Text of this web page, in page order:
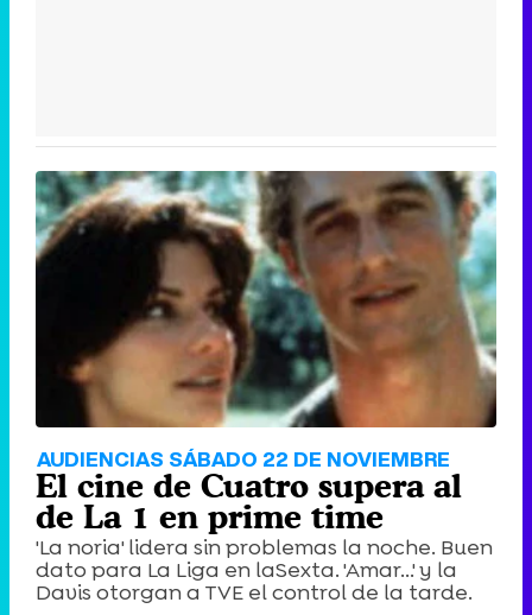
AUDIENCIAS SÁBADO 22 DE NOVIEMBRE
El cine de Cuatro supera al
de La 1 en prime time
'La noria' lidera sin problemas la noche. Buen
dato para La Liga en laSexta. 'Amar...' y la
Davis otorgan a TVE el control de la tarde.